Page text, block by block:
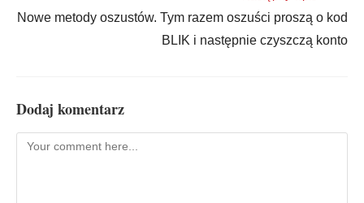
Nowe metody oszustów. Tym razem oszuści proszą o kod
BLIK i następnie czyszczą konto
Dodaj komentarz